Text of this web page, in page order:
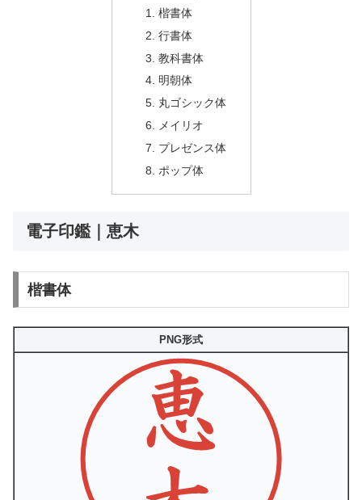
楷書体
行書体
教科書体
明朝体
丸ゴシック体
メイリオ
プレゼンス体
ポップ体
電子印鑑｜恵木
楷書体
PNG形式